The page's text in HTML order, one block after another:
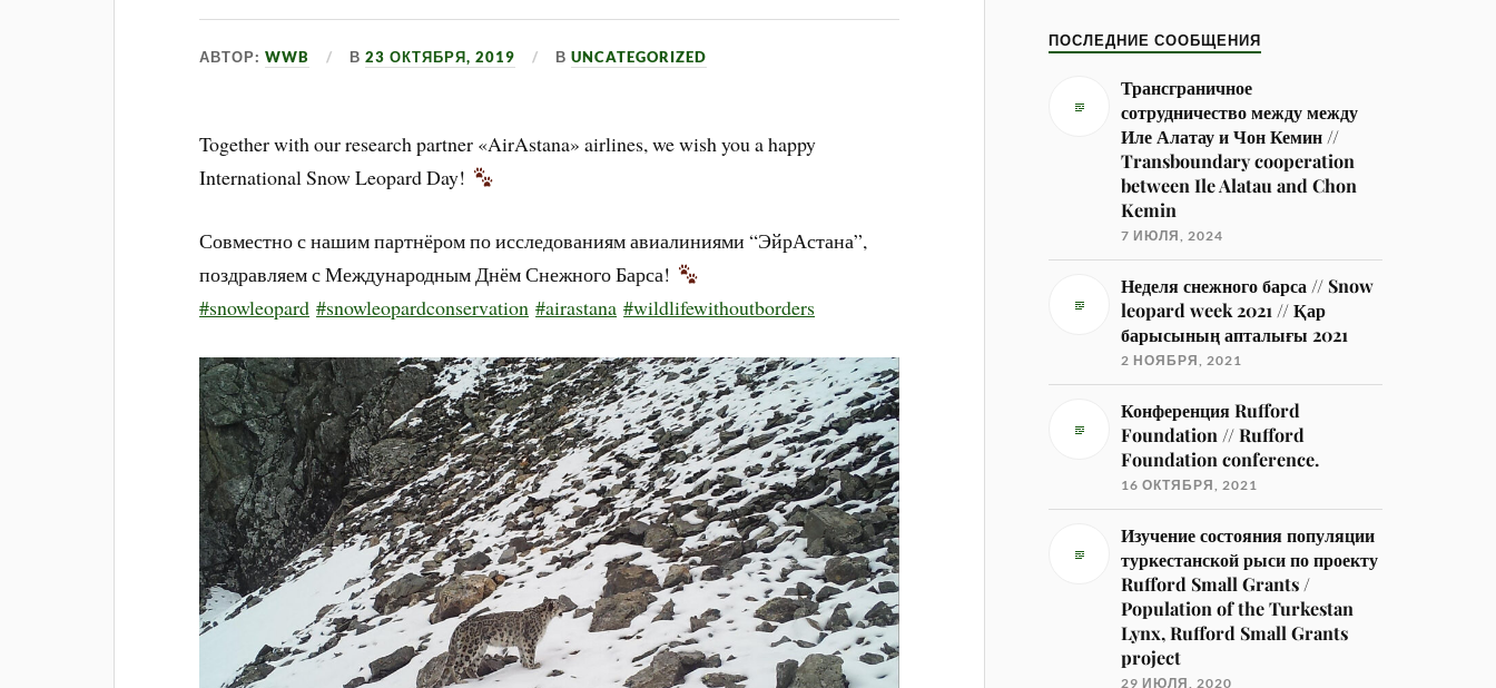
АВТОР:WWB В23 ОКТЯБРЯ, 2019 ВUNCATEGORIZED
Together with our research partner «AirAstana» airlines, we wish you a happy
International Snow Leopard Day!
Совместно с нашим партнёром по исследованиям авиалиниями “ЭйрАстана”,
поздравляем с Международным Днём Снежного Барса!
#snowleopard #snowleopardconservation #airastana #wildlifewithoutborders
ПОСЛЕДНИЕ СООБЩЕНИЯ
Трансграничное
сотрудничество между между
Иле Алатау и Чон Кемин //
Transboundary cooperation
between Ile Alatau and Chon
Kemin
7 ИЮЛЯ, 2024
Неделя снежного барса // Snow
leopard week 2021 // Қар
барысының апталығы 2021
2 НОЯБРЯ, 2021
Конференция Rufford
Foundation // Rufford
Foundation conference.
16 ОКТЯБРЯ, 2021
Изучение состояния популяции
туркестанской рыси по проекту
Rufford Small Grants /
Population of the Turkestan
Lynx, Rufford Small Grants
project
29 ИЮЛЯ, 2020